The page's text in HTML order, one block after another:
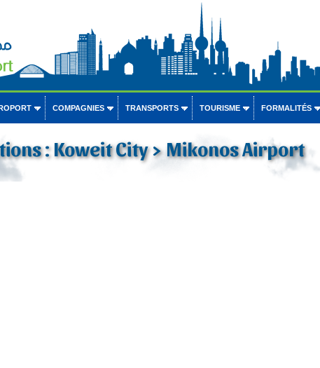
COMPAGNIES TRANSPORTS TOURISME FORMALITÉS
: Koweit City > Mikonos Airport